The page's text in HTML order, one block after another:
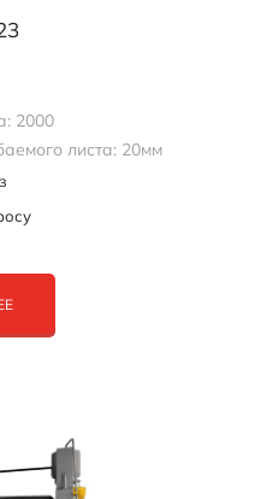
2000
листа: 20мм